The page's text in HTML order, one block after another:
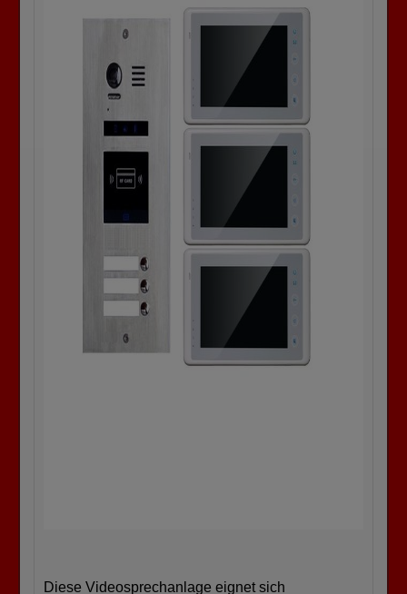
Diese Videosprechanlage eignet sich